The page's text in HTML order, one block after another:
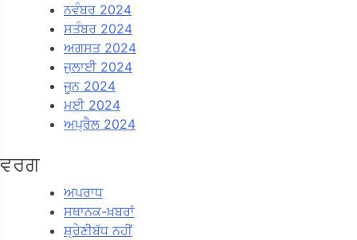
ਨਵੰਬਰ 2024
ਸਤੰਬਰ 2024
ਅਗਸਤ 2024
ਜੁਲਾਈ 2024
ਜੂਨ 2024
ਮਈ 2024
ਅਪ੍ਰੈਲ 2024
ਵਰਗ
ਅਪਰਾਧ
ਸਥਾਨਕ-ਖ਼ਬਰਾਂ
ਸ਼੍ਰੇਣੀਬੱਧ ਨਹੀਂ